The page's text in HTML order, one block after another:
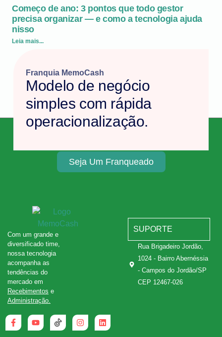
Começo de ano: 3 pontos que todo gestor
precisa organizar — e como a tecnologia ajuda
nisso
Leia mais...
Franquia MemoCash
Modelo de negócio
simples com rápida
operacionalização.
Seja Um Franqueado
Com um grande e
diversificado time,
nossa tecnologia
acompanha as
tendências do
mercado em
Recebimentos e
Administração.
SUPORTE
Rua Brigadeiro Jordão,
1024 - Bairro Abernéssia
- Campos do Jordão/SP
CEP 12467-026